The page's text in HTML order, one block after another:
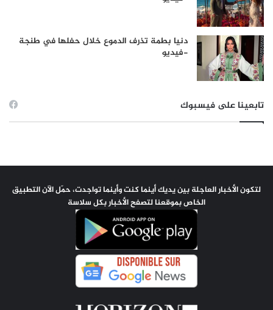
دنيا بطمة تذرف الدموع خلال حفلها في طنجة
-فيديو
تابعينا على فيسبوك
لتكون الأخبار العاجلة بين يديك أينما كنت وأينما تواجدت، حمّل الآن التطبيق
الخاص بموقعنا لتصفح الأخبار بكل سلاسة